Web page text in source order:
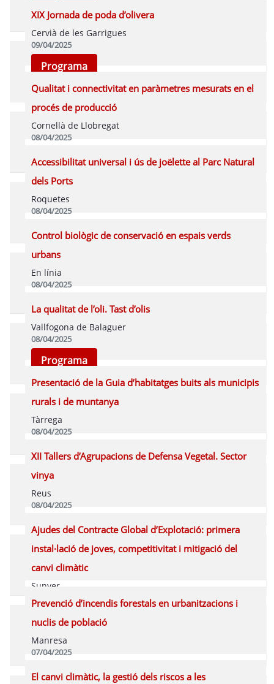
XIX Jornada de poda d’olivera
Cervià de les Garrigues
09/04/2025
Programa
Qualitat i connectivitat en paràmetres mesurats en el
procés de producció
Cornellà de Llobregat
08/04/2025
Programa
Accessibilitat universal i ús de joëlette al Parc Natural
dels Ports
Roquetes
08/04/2025
Programa
Control biològic de conservació en espais verds
urbans
En línia
08/04/2025
Vídeo Programa
La qualitat de l’oli. Tast d’olis
Vallfogona de Balaguer
08/04/2025
Programa
Presentació de la Guia d’habitatges buits als municipis
rurals i de muntanya
Tàrrega
08/04/2025
Programa
XII Tallers d’Agrupacions de Defensa Vegetal. Sector
vinya
Reus
08/04/2025
Programa
Ajudes del Contracte Global d’Explotació: primera
instal·lació de joves, competitivitat i mitigació del
canvi climàtic
Sunyer
08/04/2025
Programa
Prevenció d’incendis forestals en urbanitzacions i
nuclis de població
Manresa
07/04/2025
Programa
El canvi climàtic, la gestió dels riscos a les